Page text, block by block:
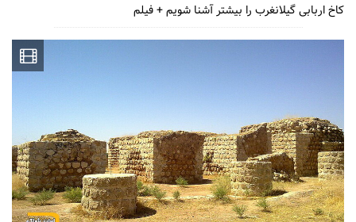
کاخ اربابی گیلانغرب را بیشتر آشنا شویم + فیلم